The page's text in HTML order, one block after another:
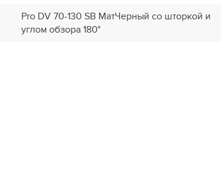
Pro DV 70-130 SB МатЧерный со шторкой и
углом обзора 180°